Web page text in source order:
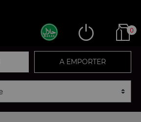
0
A EMPORTER